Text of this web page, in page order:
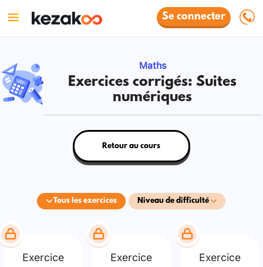
Se connecter
Maths
Exercices corrigés: Suites
numériques
Tous les exercices Niveau de difficulté
Retour au cours
Exercice Exercice Exercice